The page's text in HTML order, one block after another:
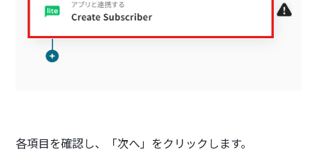
各項目を確認し、「次へ」をクリックします。